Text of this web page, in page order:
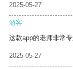
2025-05-27
游客
这款app的老师非常
2025-05-27